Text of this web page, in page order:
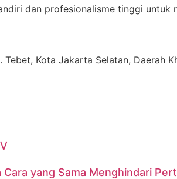
dan profesionalisme tinggi
Tebet, Kota Jakarta Selatan, Daerah
yang Sama Menghindari